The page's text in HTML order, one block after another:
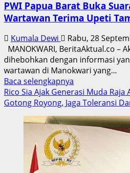
PWI Papua Barat Buka
Wartawan Terima Upeti
Kumala Dewi Rabu, 28
MANOKWARI, BeritaAktual.co –
dihebohkan dengan informasi
wartawan di Manokwari yang...
Baca selengkapnya
more
about
Papua
Barat
Buka
Suara
Soal
Rico Sia Ajak Generasi Muda Raja
Gotong Royong, Jaga Toleransi